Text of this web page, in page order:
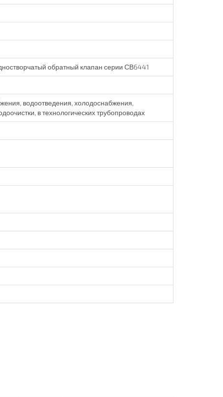
обратный клапан серии СВ6441
водоотведения, холодоснабжения,
в технологических трубопроводах